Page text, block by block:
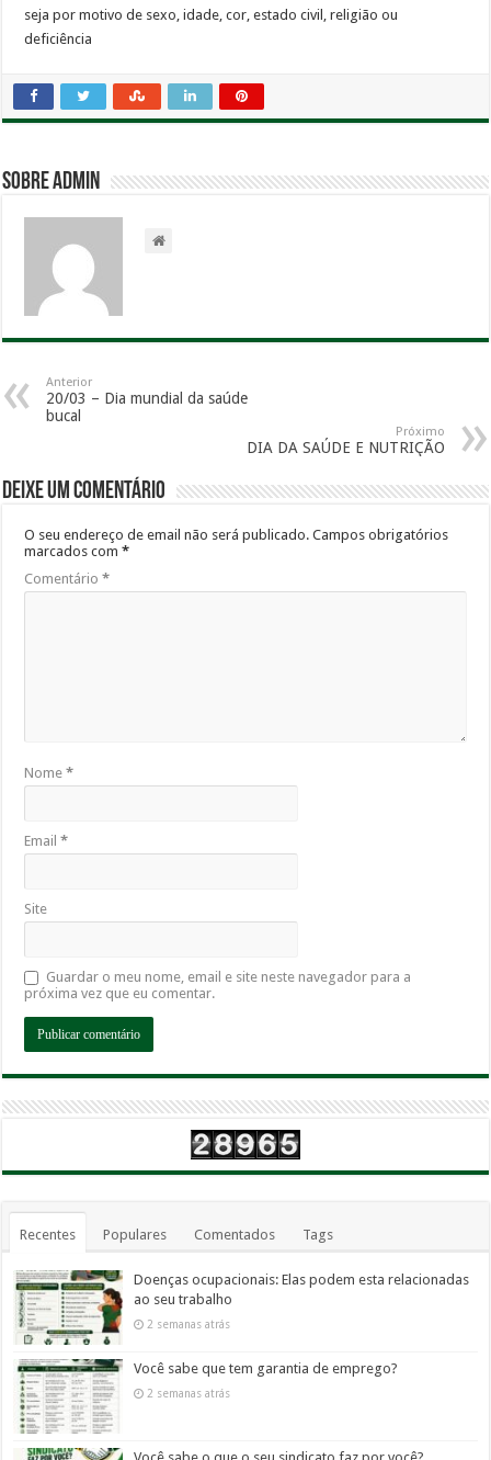
seja por motivo de sexo, idade, cor, estado civil, religião ou
deficiência
Sobre admin
Anterior
20/03 – Dia mundial da saúde
bucal
Próximo
DIA DA SAÚDE E NUTRIÇÃO
Deixe um comentário
O seu endereço de email não será publicado. Campos obrigatórios
marcados com*
Comentário*
Nome*
Email*
Site
Guardar o meu nome, email e site neste navegador para a
próxima vez que eu comentar.
Recentes Populares Comentados Tags
Doenças ocupacionais: Elas podem esta relacionadas
ao seu trabalho
2 semanas atrás
Você sabe que tem garantia de emprego?
2 semanas atrás